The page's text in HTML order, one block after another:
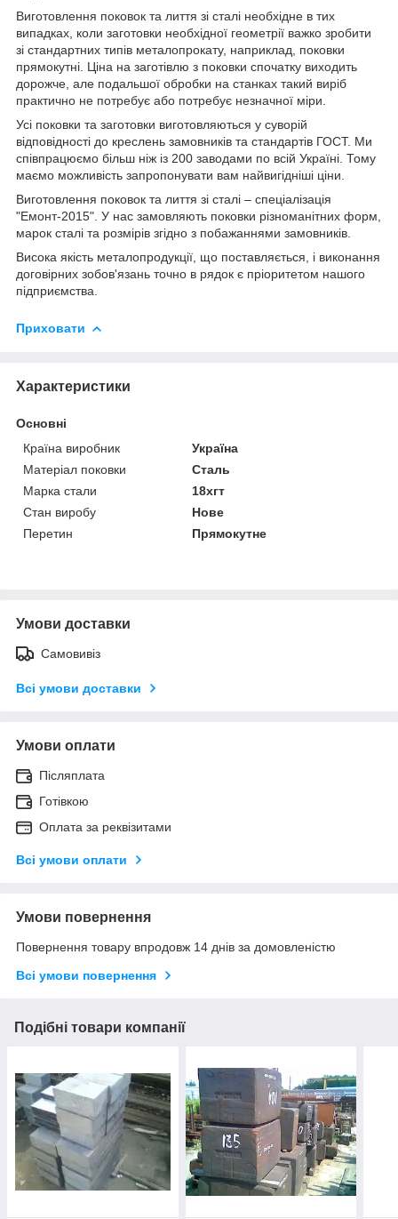
Виготовлення поковок та лиття зі сталі необхідне в тих
випадках, коли заготовки необхідної геометрії важко зробити
зі стандартних типів металопрокату, наприклад, поковки
прямокутні. Ціна на заготівлю з поковки спочатку виходить
дорожче, але подальшої обробки на станках такий виріб
практично не потребує або потребує незначної міри.
Усі поковки та заготовки виготовляються у суворій
відповідності до креслень замовників та стандартів ГОСТ. Ми
співпрацюємо більш ніж із 200 заводами по всій Україні. Тому
маємо можливість запропонувати вам найвигідніші ціни.
Виготовлення поковок та лиття зі сталі – спеціалізація
"Емонт-2015". У нас замовляють поковки різноманітних форм,
марок сталі та розмірів згідно з побажаннями замовників.
Висока якість металопродукції, що поставляється, і виконання
договірних зобов'язань точно в рядок є пріоритетом нашого
підприємства.
Приховати
Характеристики
Основні
Країна виробник
Україна
Матеріал поковки
Сталь
Марка стали
18хгт
Стан виробу
Нове
Перетин
Прямокутне
Умови доставки
Самовивіз
Всі умови доставки
Умови оплати
Післяплата
Готівкою
Оплата за реквізитами
Всі умови оплати
Умови повернення
Повернення товару впродовж 14 днів за домовленістю
Всі умови повернення
Подібні товари компанії